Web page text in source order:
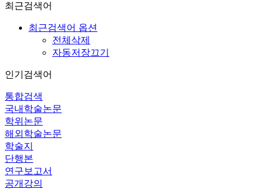
최근검색어
최근검색어 옵션
전체삭제
자동저장끄기
인기검색어
통합검색
국내학술논문
학위논문
해외학술논문
학술지
단행본
연구보고서
공개강의